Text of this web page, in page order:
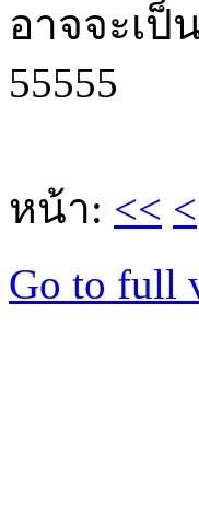
อาจจะเ
55555
หน้า: << <
Go to full